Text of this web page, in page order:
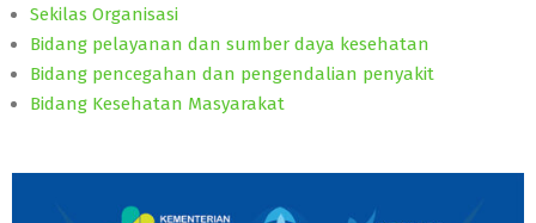
Sekilas Organisasi
Bidang pelayanan dan sumber daya kesehatan
Bidang pencegahan dan pengendalian penyakit
Bidang Kesehatan Masyarakat